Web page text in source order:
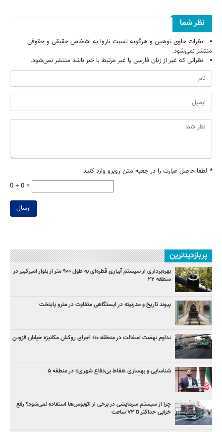
نظر شما
نظرات حاوی توهین و هرگونه نسبت ناروا به اشخاص حقیقی و حقوقی
منتشر نمی‌شود.
نظراتی که غیر از زبان فارسی یا غیر مرتبط با خبر باشد منتشر نمی‌شود.
* لطفا حاصل عبارت را در جعبه متن روبرو وارد کنید
0 + 0 =
ارسال
پربازدیدترین
بهره‌برداری از سیستم آبیاری قطره‌ای به طول ۹۰۰ متر از بلوار امیرکبیر در
منطقه ۲۲
پیوند تاریخ و مدرنیته در ایستگاهی متفاوت در مترو پایتخت
تداوم نهضت آسفالت در منطقه ۱۰؛ اجرای روکش مکانیزه خیابان قزوین
شناسایی و بهسازی «نقاط بی‌دفاع شهری» در منطقه ۵
چرا از سیستم سرمایشی در برخی از اتوبوس‌ها استفاده نمی‌شود؟ رفع
خرابی حداکثر تا ۷۲ ساعت